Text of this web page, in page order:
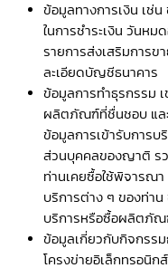
ข้อมูลทางการเงิน เช่น
ในการชำระเงิน วันห
รายการส่งเสริมการข
ละเอียดบัญชีธนาคาร
ข้อมูลการทำธุรกรรม
ผลิตภัณฑ์ที่ชื่นชอบ แล
ข้อมูลการเข้ารับการ
ส่วนบุคคลของญาติ ร
ท่านเคยซื้อใช้พิจารณ
บริการต่าง ๆ ของท่า
บริการหรือซื้อผลิตภั
ข้อมูลเกี่ยวกับกิจกรร
โครงข่ายอิเล็กทรอนิก